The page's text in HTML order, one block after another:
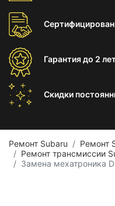
Гарантиядо 2
Скидки
Ремонт Subaru
Ремонт
Ремонт трансмиссии
Замена мехатроника